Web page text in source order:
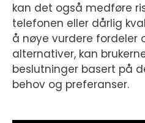
kan det også medføre
telefonen eller dårlig
å nøye vurdere fordeler
alternativer, kan
beslutninger basert på
behov og preferanser.